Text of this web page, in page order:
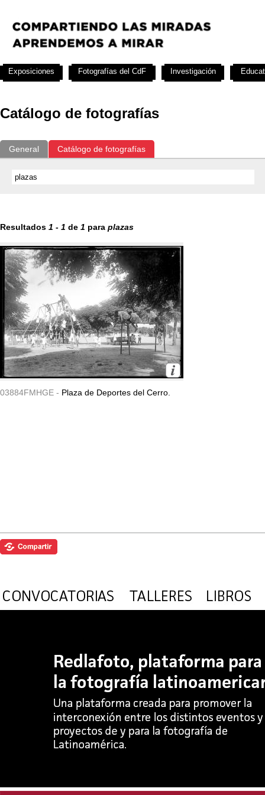
Catálogo de fotografías
General Catálogo de fotografías
Resultados 1 - 1 de 1 para plazas
03884FMHGE - Plaza de Deportes del Cerro.
Exposiciones Fotografías del CdF Investigación